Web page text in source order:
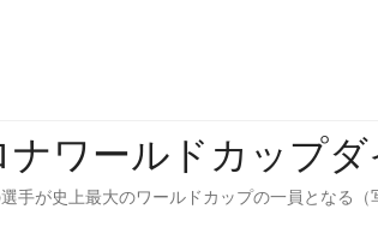
ナワールドカップ